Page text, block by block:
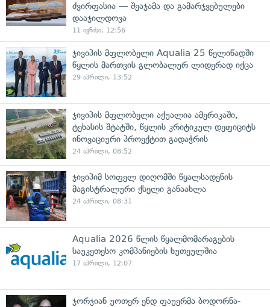
ძვირფასია — შეაჯამა და გამარჯვებულები
დააჯილდოვა
11 ივნისი, 12:56
ჯივიპის მფლობელი Aqualia 25 წელიწადში
წყლის მართვის გლობალურ ლიდერად იქცა
29 აპრილი, 13:52
ჯივიპის მფლობელი აქუალია ამერიკაში,
ტეხასის შტატში, წყლის კრიტიკულ დეფიციტს
ინოვაციური პროექტით გადაჭრის
24 აპრილი, 08:52
ჯივიპიმ სოფელ დიღომში წყალსადენის
მაგისტრალური ქსელი განაახლა
24 აპრილი, 08:31
Aqualia 2026 წლის წყალმომარაგების
საუკეთესო კომპანიების ხუთეულშია
17 აპრილი, 12:07
ჯორჯიან უოთერ ენდ ფაუერმა ბოდორნა-